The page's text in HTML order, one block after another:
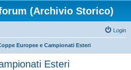
(Archivio Storico)
Login
Europee e Campionati Esteri
Esteri